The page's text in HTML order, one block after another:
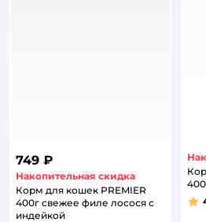
749 ₽
Накопительная скидка
Корм для кошек PREMIER
400г свежее филе лосося с
индейкой